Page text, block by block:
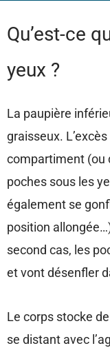
Qu’est-ce
yeux ?
La paupière
graisseux.
compartiment (ou
poches sous les
également se
position
second cas, les
et vont désenfler
Le corps stocke
se distant avec